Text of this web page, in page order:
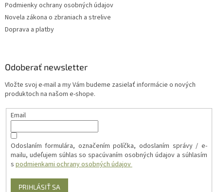
Podmienky ochrany osobných údajov
Novela zákona o zbraniach a strelive
Doprava a platby
Odoberať newsletter
Vložte svoj e-mail a my Vám budeme zasielať informácie o nových
produktoch na našom e-shope.
Email
Odoslaním formulára, označením políčka, odoslaním správy / e-
mailu, udeľujem súhlas so spacúvaním osobných údajov a súhlasím
s podmienkami ochrany osobných údajov
PRIHLÁSIŤ SA